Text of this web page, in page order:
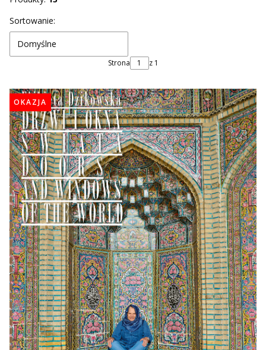
Lista produktów
Sortowanie:
Domyślne
Strona z 1
OKAZJA